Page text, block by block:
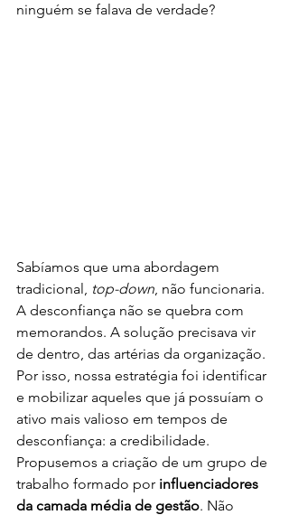
ninguém se falava de verdade?
Sabíamos que uma abordagem
tradicional, top-down, não funcionaria.
A desconfiança não se quebra com
memorandos. A solução precisava vir
de dentro, das artérias da organização.
Por isso, nossa estratégia foi identificar
e mobilizar aqueles que já possuíam o
ativo mais valioso em tempos de
desconfiança: a credibilidade.
Propusemos a criação de um grupo de
trabalho formado por influenciadores
da camada média de gestão. Não